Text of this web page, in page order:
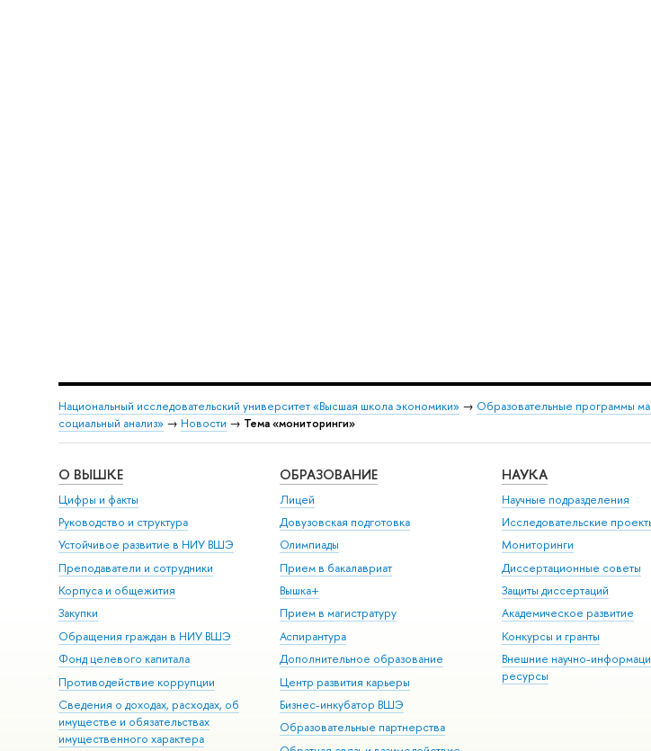
Национальный исследовательский университет «Высшая школа экономики» → Образовательные программы
социальный анализ» → Новости → Тема «мониторинги»
О ВЫШКЕ
Цифры и факты
Руководство и структура
Устойчивое развитие в НИУ ВШЭ
Преподаватели и сотрудники
Корпуса и общежития
Закупки
Обращения граждан в НИУ ВШЭ
Фонд целевого капитала
Противодействие коррупции
Сведения о доходах, расходах, об
имуществе и обязательствах
имущественного характера
ОБРАЗОВАНИЕ
Лицей
Довузовская подготовка
Олимпиады
Прием в бакалавриат
Вышка+
Прием в магистратуру
Аспирантура
Дополнительное образование
Центр развития карьеры
Бизнес-инкубатор ВШЭ
Образовательные партнерства
НАУКА
Научные подразделения
Исследовательские
Мониторинги
Диссертационные советы
Защиты диссертаций
Академическое развитие
Конкурсы и гранты
Внешние научно-
ресурсы